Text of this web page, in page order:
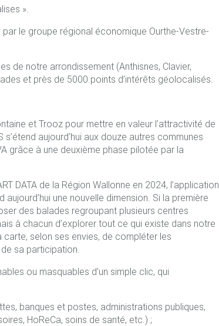
».
le groupe régional économique Ourthe-Vestre-
de notre arrondissement (Anthisnes, Clavier,
et près de 5000 points d’intérêts géolocalisés.
et Trooz pour mettre en valeur l’attractivité de
aujourd’hui aux douze autres communes
grâce à une deuxième phase pilotée par la
DATA de la Région Wallonne en 2024, l’application
une nouvelle dimension. Si la première
des balades regroupant plusieurs centres
à chacun d’explorer tout ce qui existe dans notre
selon ses envies, de compléter les
sa participation.
ou masquables d’un simple clic, qui
banques et postes, administrations publiques,
HoReCa, soins de santé, etc.) ;